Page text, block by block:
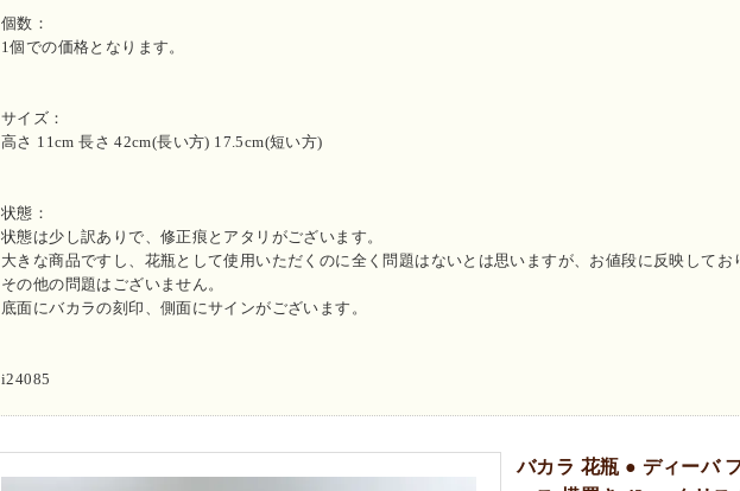
個数：
1個での価格となります。
サイズ：
高さ 11cm 長さ 42cm(長い方) 17.5cm(短い方)
状態：
状態は少し訳ありで、修正痕とアタリがございます。
大きな商品ですし、花瓶として使用いただくのに全く問題はないとは思いますが、お値段に反映してお
その他の問題はございません。
底面にバカラの刻印、側面にサインがございます。
i24085
バカラ 花瓶 ● ディーバ